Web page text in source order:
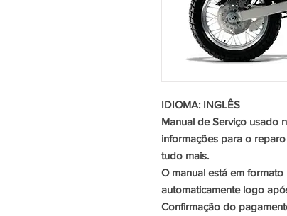
IDIOMA: INGLÊS
Manual de Serviço usado
informações para o
tudo mais.
O manual está em
automaticamente logo
Confirmação do